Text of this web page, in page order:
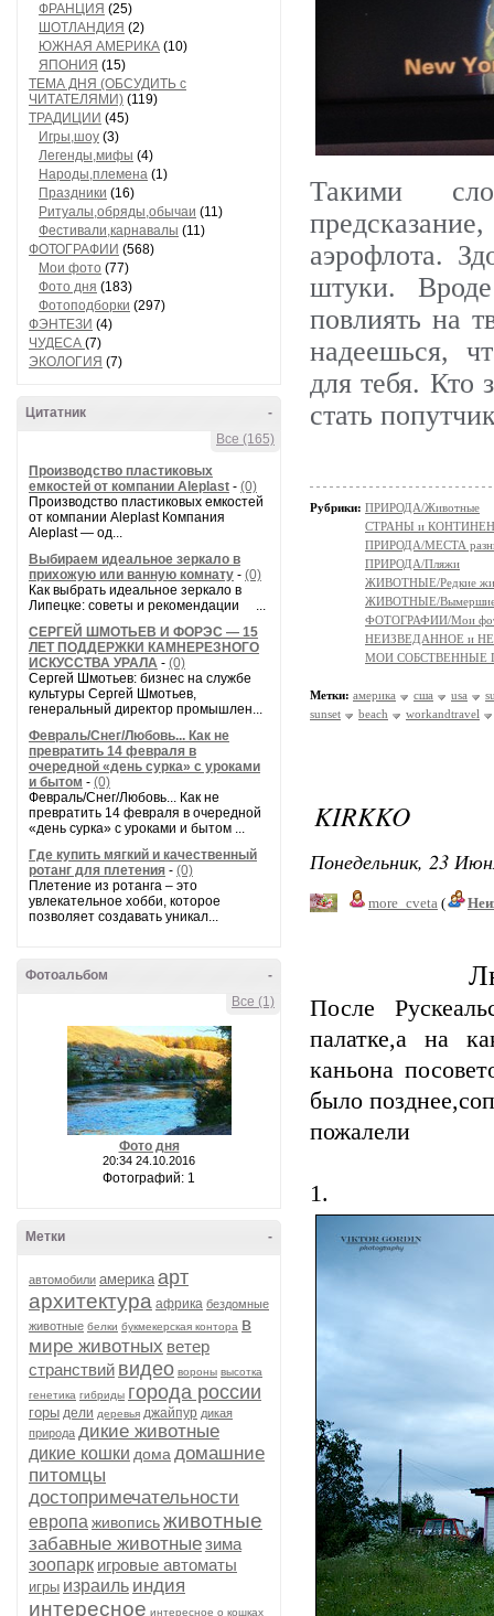
ФРАНЦИЯ (25)
ШОТЛАНДИЯ (2)
ЮЖНАЯ АМЕРИКА (10)
ЯПОНИЯ (15)
ТЕМА ДНЯ (ОБСУДИТЬ с
ЧИТАТЕЛЯМИ) (119)
ТРАДИЦИИ (45)
Игры,шоу (3)
Легенды,мифы (4)
Народы,племена (1)
Праздники (16)
Ритуалы,обряды,обычаи (11)
Фестивали,карнавалы (11)
ФОТОГРАФИИ (568)
Мои фото (77)
Фото дня (183)
Фотоподборки (297)
ФЭНТЕЗИ (4)
ЧУДЕСА (7)
ЭКОЛОГИЯ (7)
-
Цитатник
Все (165)
Производство пластиковых
емкостей от компании Aleplast - (0)
Производство пластиковых емкостей
от компании Aleplast Компания
Aleplast — од...
Выбираем идеальное зеркало в
прихожую или ванную комнату - (0)
Как выбрать идеальное зеркало в
Липецке: советы и рекомендации ...
СЕРГЕЙ ШМОТЬЕВ И ФОРЭС — 15
ЛЕТ ПОДДЕРЖКИ КАМНЕРЕЗНОГО
ИСКУССТВА УРАЛА - (0)
Сергей Шмотьев: бизнес на службе
культуры Сергей Шмотьев,
генеральный директор промышлен...
Февраль/Снег/Любовь... Как не
превратить 14 февраля в
очередной «день сурка» с уроками
и бытом - (0)
Февраль/Снег/Любовь... Как не
превратить 14 февраля в очередной
«день сурка» с уроками и бытом ...
Где купить мягкий и качественный
ротанг для плетения - (0)
Плетение из ротанга – это
увлекательное хобби, которое
позволяет создавать уникал...
-
Фотоальбом
Все (1)
Фото дня
20:34 24.10.2016
Фотографий: 1
-
Метки
автомобили америка арт
архитектура африка бездомные
животные белки букмекерская контора в
мире животных ветер
странствий видео вороны высотка
генетика гибриды города россии
горы дели деревья джайпур дикая
природа дикие животные
дикие кошки дома домашние
питомцы
достопримечательности
европа живописьживотные
забавные животныезима
зоопарк игровые автоматы
игры израиль индия
интересное интересное о кошках
Такими
аэрофлота.
штуки.
повлиять на
надеешься,
для тебя. Кто
стать
Рубрики: ПРИРОДА/Животные
СТРАНЫ и
ПРИРОДА/МЕСТА
ПРИРОДА/Пляжи
ЖИВОТНЫЕ/Редкие
ЖИВОТНЫЕ/Вымершие
ФОТОГРАФИИ/Мои
НЕИЗВЕДАННОЕ и
МОИ СОБСТВЕННЫЕ
Метки: америка сша usa
sunset
beach workandtravel
KIRKKO
Понедельник, 23
more_cveta (
После
палатке,а на
каньона
было
пожалели
1.